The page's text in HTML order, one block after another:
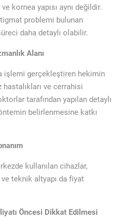
kornea yapısı aynı değildir.
problemi bulunan
daha detaylı olabilir.
Alanı
işlemi gerçekleştiren hekimin
ve cerrahisi
tarafından yapılan detaylı
belirlenmesine katkı
kullanılan cihazlar,
teknik altyapı da fiyat
Öncesi Dikkat Edilmesi